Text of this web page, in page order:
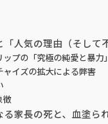
人気の理由（そして
プの「究極の純愛と暴力」
イズの拡大による弊害
徴
家長の死と、血塗ら